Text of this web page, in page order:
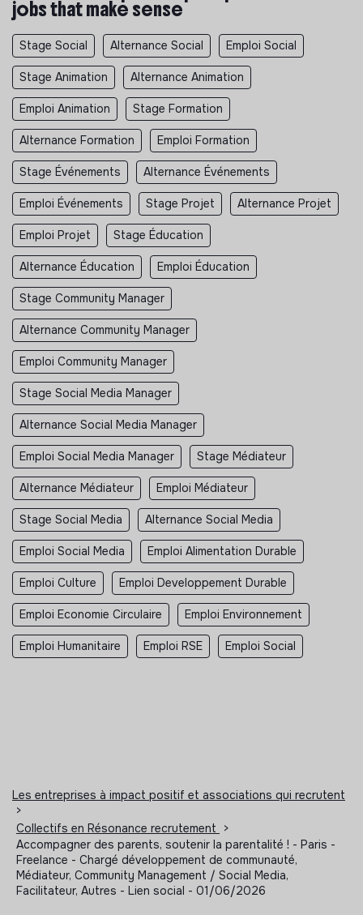
jobs that make sense
Stage Social Alternance Social Emploi Social
Stage Animation Alternance Animation
Emploi Animation Stage Formation
Alternance Formation Emploi Formation
Stage Événements Alternance Événements
Emploi Événements Stage Projet Alternance Projet
Emploi Projet Stage Éducation
Alternance Éducation Emploi Éducation
Stage Community Manager
Alternance Community Manager
Emploi Community Manager
Stage Social Media Manager
Alternance Social Media Manager
Emploi Social Media Manager Stage Médiateur
Alternance Médiateur Emploi Médiateur
Stage Social Media Alternance Social Media
Emploi Social Media Emploi Alimentation Durable
Emploi Culture Emploi Developpement Durable
Emploi Economie Circulaire Emploi Environnement
Emploi Humanitaire Emploi RSE Emploi Social
Les entreprises à impact positif et associations qui recrutent
>
Collectifs en Résonance recrutement
>
Accompagner des parents, soutenir la parentalité ! - Paris -
Freelance - Chargé développement de communauté,
Médiateur, Community Management / Social Media,
Facilitateur, Autres - Lien social - 01/06/2026